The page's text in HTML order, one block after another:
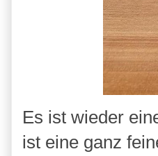
Es ist wieder
ist eine ganz